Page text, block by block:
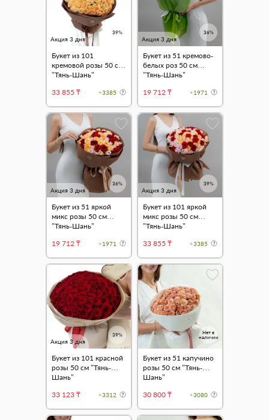
Акция 3 дня
39%
Букет из 101
кремовой розы 50 см
"Тянь-Шань"
33 855 ₸
+3385
Акция 3 дня
36%
Букет из 51 кремово-
белых роз 50 см
"Тянь-Шань"
19 712 ₸
+1971
Акция 3 дня
36%
Букет из 51 яркой
микс розы 50 см
"Тянь-Шань"
19 712 ₸
+1971
Акция 3 дня
39%
Букет из 101 яркой
микс розы 50 см
"Тянь-Шань"
33 855 ₸
+3385
Акция 3 дня
39%
Букет из 101 красной
розы 50 см "Тянь-
Шань"
33 123 ₸
+3312
Нет в
наличии
Букет из 51 капучино
розы 50 см "Тянь-
Шань"
30 800 ₸
+3080